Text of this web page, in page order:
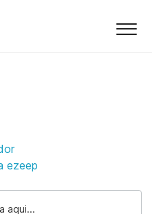
de Grupos
ezeep